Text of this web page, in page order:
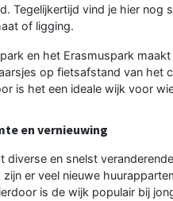
Tegelijkertijd vind je hier nog
of ligging.
en het Erasmuspark
op fietsafstand van het
is het een ideale wijk voor
en vernieuwing
diverse en snelst
er veel nieuwe
is de wijk populair bij